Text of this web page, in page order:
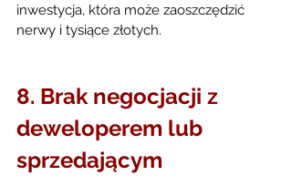
inwestycja, która może zaoszczędzić
nerwy i tysiące złotych.
8. Brak negocjacji z
deweloperem lub
sprzedającym